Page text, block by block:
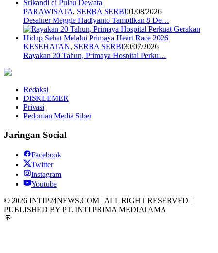
PARAWISATA, SERBA SERBI01/08/2026
Desainer Meggie Hadiyanto Tampilkan 8 De…
KESEHATAN, SERBA SERBI30/07/2026
Rayakan 20 Tahun, Primaya Hospital Perku…
Redaksi
DISKLEMER
Privasi
Pedoman Media Siber
Jaringan Social
Facebook
Twitter
Instagram
Youtube
© 2026 INTIP24NEWS.COM | ALL RIGHT RESERVED |
PUBLISHED BY PT. INTI PRIMA MEDIATAMA